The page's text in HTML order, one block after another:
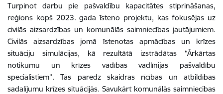
Turpinot darbu pie pašvaldību kapacitātes stiprināšanas,
reģions kopš 2023. gada īsteno projektu, kas fokusējas uz
civilās aizsardzības un komunālās saimniecības jautājumiem.
Civilās aizsardzības jomā īstenotas apmācības un krīzes
situāciju simulācijas, kā rezultātā izstrādātas “Ārkārtas
notikumu un krīzes vadības vadlīnijas pašvaldību
speciālistiem”. Tās paredz skaidras rīcības un atbildības
sadalījumu krīzes situācijās. Savukārt komunālās saimniecības